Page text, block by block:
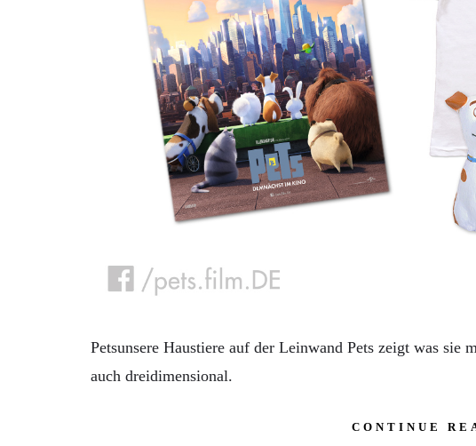
Petsunsere Haustiere auf der Leinwand Pets zeigt was sie
auch dreidimensional.
CONTINUE